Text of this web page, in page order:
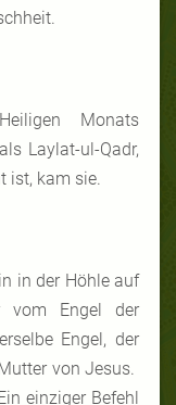
Monats
Laylat-ul-Qadr,
ist, kam sie.
in der Höhle auf
Engel der
Engel, der
von Jesus.
einziger Befehl